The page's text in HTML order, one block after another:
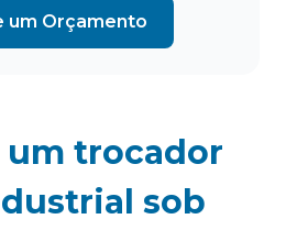
um Orçamento
um trocador
sob